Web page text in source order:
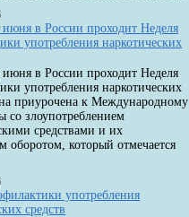
в России проходит Неделя
употребления наркотических
в России проходит Неделя
употребления наркотических
приурочена к Международному
со злоупотреблением
средствами и их
оборотом, который отмечается
употребления
средств